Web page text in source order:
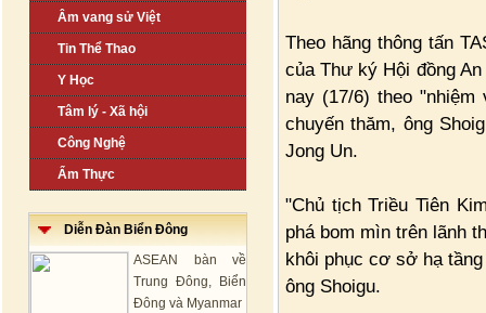
Âm vang sử Việt
Tin Thể Thao
Y Học
Tâm lý - Xã hội
Công Nghệ
Ẩm Thực
Diễn Đàn Biển Đông
ASEAN bàn về
Trung Đông, Biển
Đông và Myanmar
Theo hãng thông tấn
của Thư ký Hội đồng
nay (17/6) theo "nhiệm
chuyến thăm, ông
Jong Un.
"Chủ tịch Triều Tiên
phá bom mìn trên lãnh
khôi phục cơ sở hạ
ông Shoigu.